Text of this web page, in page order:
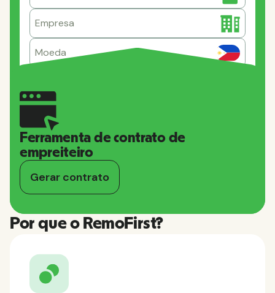
Empresa
Moeda
Ferramenta de contrato de
empreiteiro
Gerar contrato
Por que o RemoFirst?